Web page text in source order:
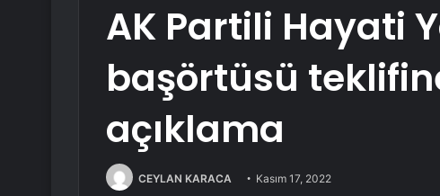
AK Partili Hayati
başörtüsü
açıklama
CEYLAN KARACA Kasım 17, 2022